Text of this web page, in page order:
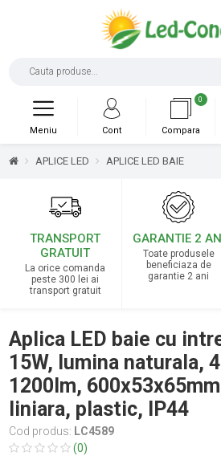
0
Compara
Cont
Meniu
APLICE LED APLICE LED BAIE
TRANSPORT
GRATUIT
La orice comanda
peste 300 lei ai
transport gratuit
GARANTIE 2
Toate produsele
beneficiaza de
garantie 2 ani
Aplica LED baie cu
15W, lumina naturala,
1200lm,
liniara, plastic, IP44
Cod produs: LC4589
(0)